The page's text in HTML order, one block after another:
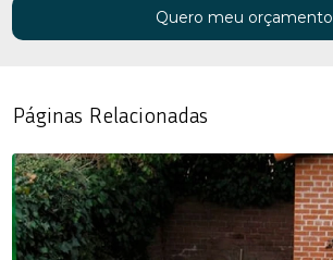
Quero meu orçamento
Páginas Relacionadas